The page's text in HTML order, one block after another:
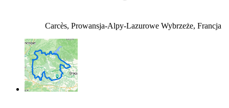
Carcès, Prowansja-Alpy-Lazurowe Wybrzeże, Francja